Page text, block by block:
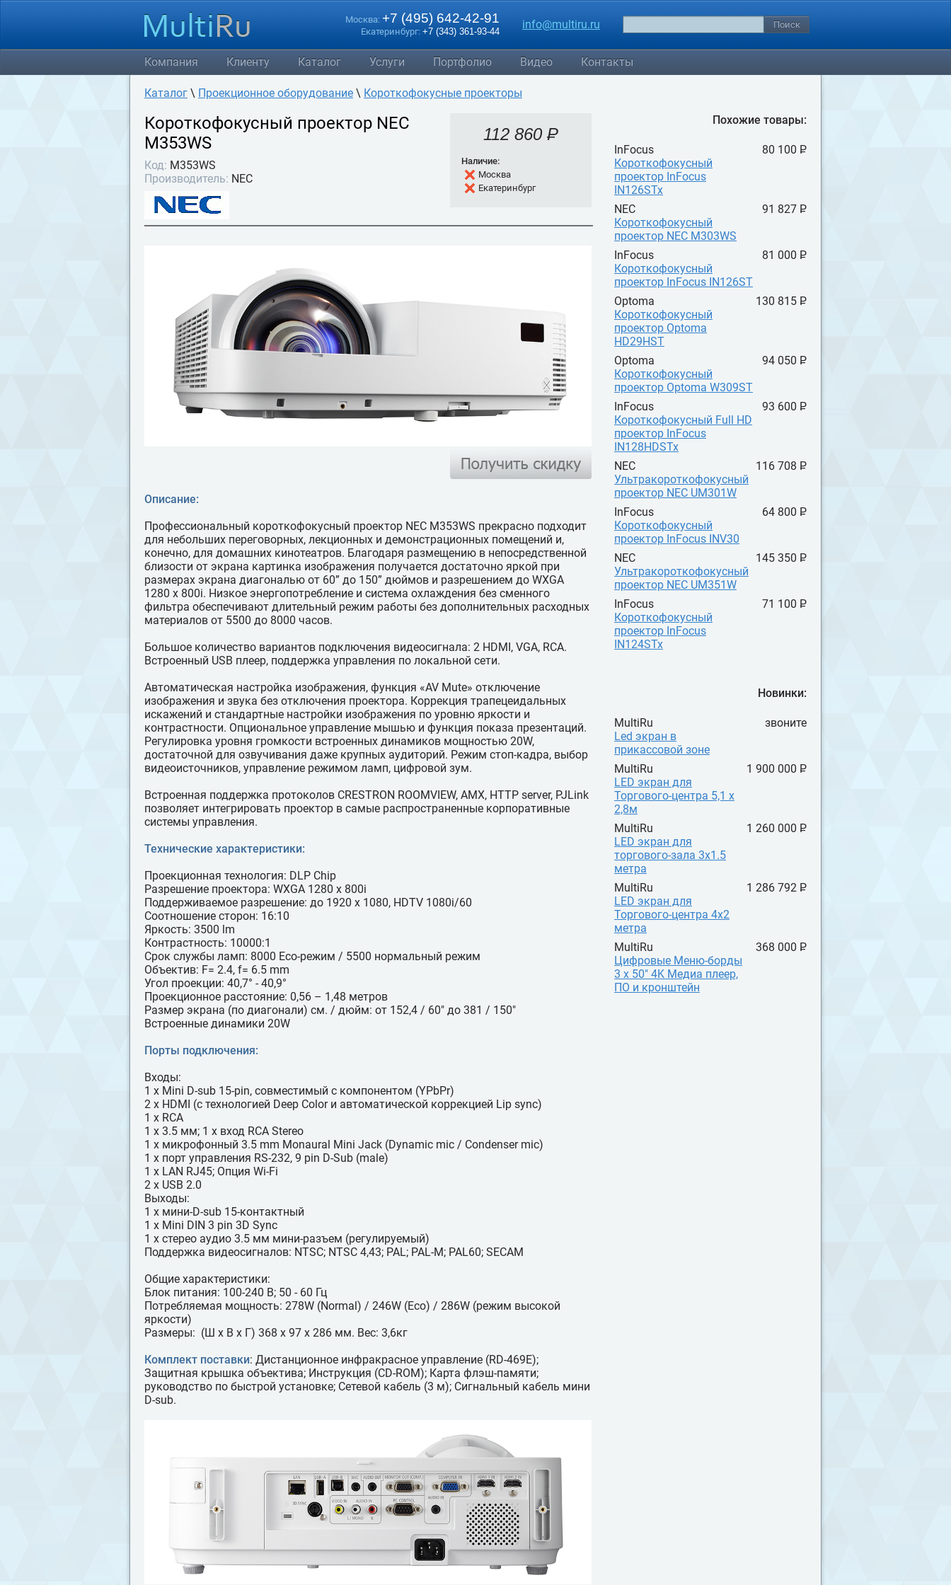
info@multiru.ru
Москва: +7 (495) 642-42-91
Екатеринбург: +7 (343) 361-93-44
Компания Клиенту Каталог Услуги Портфолио Видео Контакты
Каталог \ Проекционное оборудование \ Короткофокусные проекторы
112 860 PУБ.
Наличие:
Москва
Екатеринбург
Короткофокусный проектор NEC
M353WS
Код: M353WS
Производитель: NEC
Описание:
Профессиональный короткофокусный проектор NEC M353WS прекрасно подходит
для небольших переговорных, лекционных и демонстрационных помещений и,
конечно, для домашних кинотеатров. Благодаря размещению в непосредственной
близости от экрана картинка изображения получается достаточно яркой при
размерах экрана диагональю от 60” до 150” дюймов и разрешением до WXGA
1280 x 800i. Низкое энергопотребление и система охлаждения без сменного
фильтра обеспечивают длительный режим работы без дополнительных расходных
материалов от 5500 до 8000 часов.
Большое количество вариантов подключения видеосигнала: 2 HDMI, VGA, RCA.
Встроенный USB плеер, поддержка управления по локальной сети.
Автоматическая настройка изображения, функция «AV Mute» отключение
изображения и звука без отключения проектора. Коррекция трапецеидальных
искажений и стандартные настройки изображения по уровню яркости и
контрастности. Опциональное управление мышью и функция показа презентаций.
Регулировка уровня громкости встроенных динамиков мощностью 20W,
достаточной для озвучивания даже крупных аудиторий. Режим стоп-кадра, выбор
видеоисточников, управление режимом ламп, цифровой зум.
Встроенная поддержка протоколов CRESTRON ROOMVIEW, AMX, HTTP server, PJLink
позволяет интегрировать проектор в самые распространенные корпоративные
системы управления.
Технические характеристики:
Проекционная технология: DLP Chip
Разрешение проектора: WXGA 1280 х 800i
Поддерживаемое разрешение: до 1920 x 1080, HDTV 1080i/60
Соотношение сторон: 16:10
Яркость: 3500 lm
Контрастность: 10000:1
Срок службы ламп: 8000 Eco-режим / 5500 нормальный режим
Объектив: F= 2.4, f= 6.5 mm
Угол проекции: 40,7° - 40,9°
Проекционное расстояние: 0,56 – 1,48 метров
Размер экрана (по диагонали) см. / дюйм: от 152,4 / 60" до 381 / 150"
Встроенные динамики 20W
Порты подключения:
Входы:
1 x Mini D-sub 15-pin, совместимый с компонентом (YPbPr)
2 x HDMI (с технологией Deep Color и автоматической коррекцией Lip sync)
1 x RCA
1 x 3.5 мм; 1 x вход RCA Stereo
1 х микрофонный 3.5 mm Monaural Mini Jack (Dynamic mic / Condenser mic)
1 x порт управления RS-232, 9 pin D-Sub (male)
1 x LAN RJ45; Опция Wi-Fi
2 x USB 2.0
Выходы:
1 x мини-D-sub 15-контактный
1 x Mini DIN 3 pin 3D Sync
1 x стерео аудио 3.5 мм мини-разъем (регулируемый)
Поддержка видеосигналов: NTSC; NTSC 4,43; PAL; PAL-M; PAL60; SECAM
Общие характеристики:
Блок питания: 100-240 В; 50 - 60 Гц
Потребляемая мощность: 278W (Normal) / 246W (Eco) / 286W (режим высокой
яркости)
Размеры: (Ш x В x Г) 368 x 97 x 286 мм. Вес: 3,6кг
Комплект поставки: Дистанционное инфракрасное управление (RD-469E);
Защитная крышка объектива; Инструкция (CD-ROM); Карта флэш-памяти;
руководство по быстрой установке; Сетевой кабель (3 м); Сигнальный кабель мини
D-sub.
Похожие товары:
InFocus
Короткофокусный
проектор InFocus
IN126STx
80 100 P
NEC
Короткофокусный
проектор NEC M303WS
91 827 P
InFocus
Короткофокусный
проектор InFocus IN126ST
81 000 P
Optoma
Короткофокусный
проектор Optoma
HD29HST
130 815 P
Optoma
Короткофокусный
проектор Optoma W309ST
94 050 P
InFocus
Короткофокусный Full HD
проектор InFocus
IN128HDSTx
93 600 P
NEC
Ультракороткофокусный
проектор NEC UM301W
116 708 P
InFocus
Короткофокусный
проектор InFocus INV30
64 800 P
NEC
Ультракороткофокусный
проектор NEC UM351W
145 350 P
InFocus
Короткофокусный
проектор InFocus
IN124STx
71 100 P
Новинки:
MultiRu
Led экран в
прикассовой зоне
звоните
MultiRu
LED экран для
Торгового-центра 5,1 х
2,8м
1 900 000 P
MultiRu
LED экран для
торгового-зала 3x1.5
метра
1 260 000 P
MultiRu
LED экран для
Торгового-центра 4x2
метра
1 286 792 P
MultiRu
Цифровые Меню-борды
3 х 50" 4K Медиа плеер,
ПО и кронштейн
368 000 P